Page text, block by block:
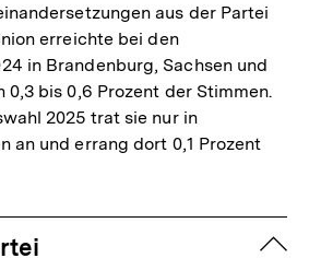
aus der Partei
erreichte bei den
in Brandenburg, Sachsen und
0,3 bis 0,6 Prozent der Stimmen.
2025 trat sie nur in
an und errang dort 0,1 Prozent